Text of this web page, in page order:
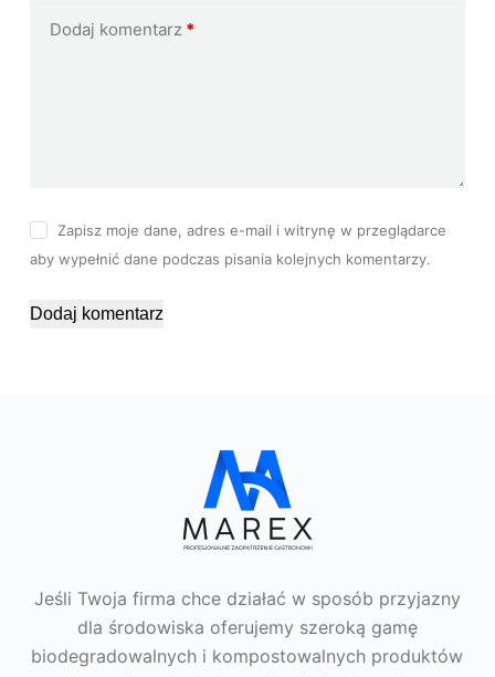
Dodaj komentarz*
Zapisz moje dane, adres e-mail i witrynę w przeglądarce
aby wypełnić dane podczas pisania kolejnych komentarzy.
Dodaj komentarz
Jeśli Twoja firma chce działać w sposób przyjazny
dla środowiska oferujemy szeroką gamę
biodegradowalnych i kompostowalnych produktów